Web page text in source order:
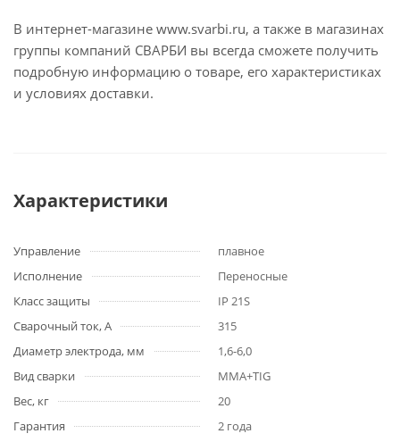
В интернет-магазине www.svarbi.ru, а также в магазинах
группы компаний СВАРБИ вы всегда сможете получить
подробную информацию о товаре, его характеристиках
и условиях доставки.
Характеристики
Управление
плавное
Исполнение
Переносные
Класс защиты
IP 21S
Сварочный ток, А
315
Диаметр электрода, мм
1,6-6,0
Вид сварки
MMA+TIG
Вес, кг
20
Гарантия
2 года